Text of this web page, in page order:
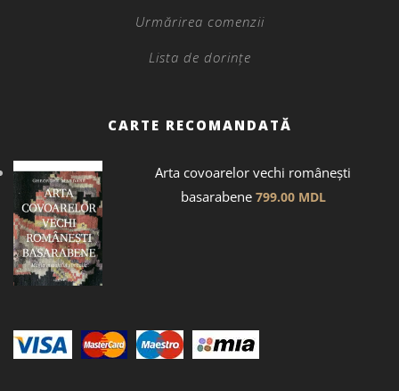
Urmărirea comenzii
Lista de dorințe
CARTE RECOMANDATĂ
Arta covoarelor vechi românești
basarabene 799.00 MDL